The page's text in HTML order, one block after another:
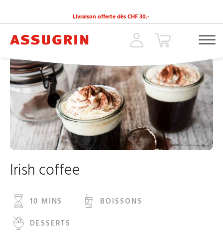
Livraison offerte dès CHF 30.-
ACCUEIL RECETTES » IRISH COFFEE
Irish coffee
10 MINS
BOISSONS
DESSERTS